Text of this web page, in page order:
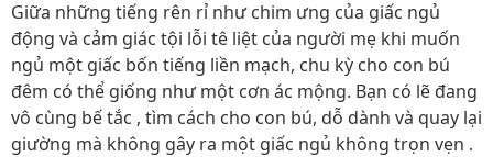
Giữa những tiếng rên rỉ như chim ưng của giấc ngủ
động và cảm giác tội lỗi tê liệt của người mẹ khi muốn
ngủ một giấc bốn tiếng liền mạch, chu kỳ cho con bú
đêm có thể giống như một cơn ác mộng. Bạn có lẽ đang
vô cùng bế tắc , tìm cách cho con bú, dỗ dành và quay lại
giường mà không gây ra một giấc ngủ không trọn vẹn .